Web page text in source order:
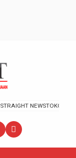
STRAIGHT NEWSTOKOH